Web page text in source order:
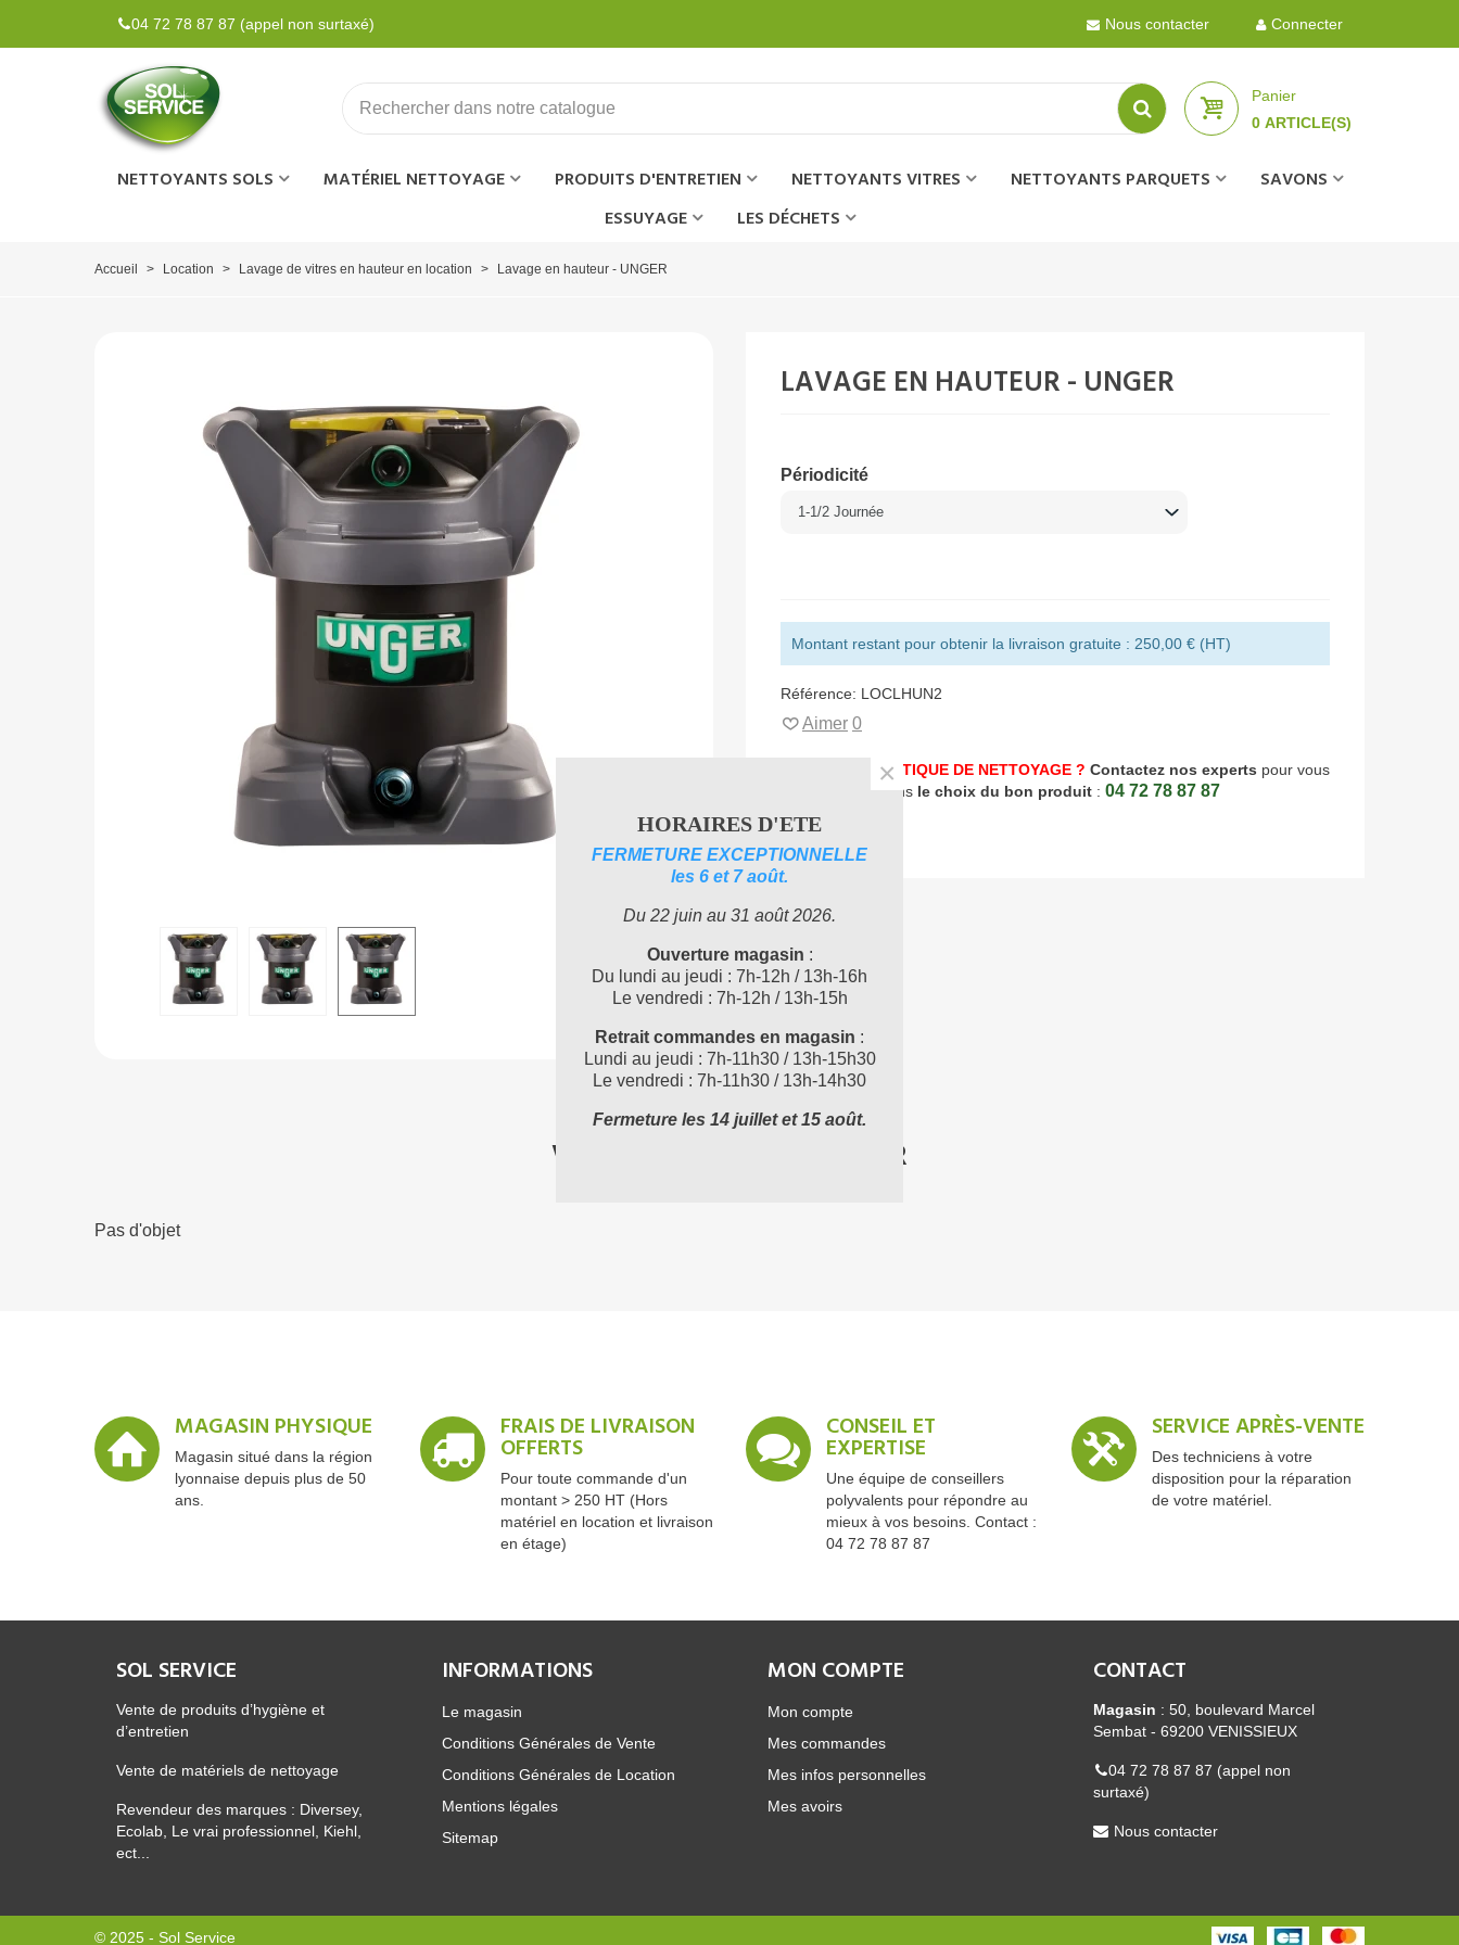
04 72 78 87 87 (appel non surtaxé) Nous contacter Connecter
Panier
0 ARTICLE(S)
NETTOYANTS SOLS MATÉRIEL NETTOYAGE PRODUITS D'ENTRETIEN NETTOYANTS VITRES NETTOYANTS PARQUETS
SAVONS
ESSUYAGE
LES DÉCHETS
Accueil > Location > Lavage de vitres en hauteur en location > Lavage en hauteur - UNGER
LAVAGE EN HAUTEUR - UNGER
Périodicité
Montant restant pour obtenir la livraison gratuite : 250,00 € (HT)
Référence: LOCLHUN2
Aimer 0
UNE PROBLEMATIQUE DE NETTOYAGE ? Contactez nos experts pour vous
accompagner dans le choix du bon produit : 04 72 78 87 87
VOUS POUVEZ AUSSI AIMER
Pas d'objet
MAGASIN PHYSIQUE
Magasin situé dans la région
lyonnaise depuis plus de 50
ans.
FRAIS DE LIVRAISON
OFFERTS
Pour toute commande d'un
montant > 250 HT (Hors
matériel en location et livraison
en étage)
CONSEIL ET
EXPERTISE
Une équipe de conseillers
polyvalents pour répondre au
mieux à vos besoins. Contact :
04 72 78 87 87
SERVICE APRÈS-VENTE
Des techniciens à votre
disposition pour la réparation
de votre matériel.
INFORMATIONS
Le magasin
Conditions Générales de Vente
Conditions Générales de Location
Mentions légales
Sitemap
MON COMPTE
Mon compte
Mes commandes
Mes infos personnelles
Mes avoirs
SOL SERVICE
Vente de produits d’hygiène et
d’entretien
Vente de matériels de nettoyage
Revendeur des marques : Diversey,
Ecolab, Le vrai professionnel, Kiehl,
ect...
CONTACT
Magasin : 50, boulevard Marcel
Sembat - 69200 VENISSIEUX
04 72 78 87 87 (appel non
surtaxé)
Nous contacter
© 2025 - Sol Service
HORAIRES D'ETE
FERMETURE EXCEPTIONNELLE
les 6 et 7 août.
Du 22 juin au 31 août 2026.
Ouverture magasin :
Du lundi au jeudi : 7h-12h / 13h-16h
Le vendredi : 7h-12h / 13h-15h
Retrait commandes en magasin :
Lundi au jeudi : 7h-11h30 / 13h-15h30
Le vendredi : 7h-11h30 / 13h-14h30
Fermeture les 14 juillet et 15 août.
×